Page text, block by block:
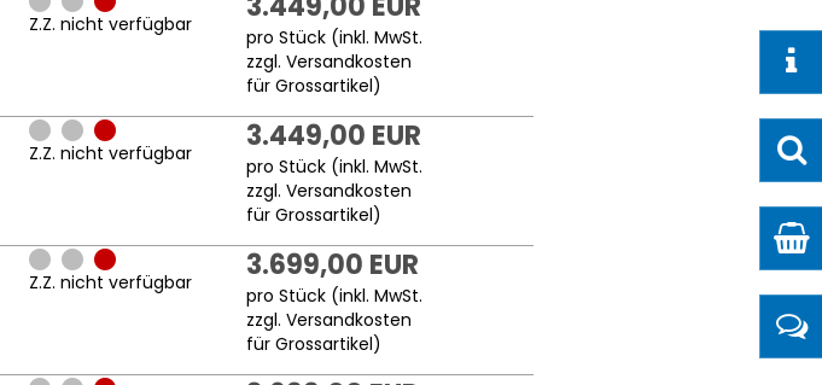
Z.Z. nicht verfügbar
pro Stück (inkl. MwSt.
zzgl.Versandkosten
für Grossartikel)
Z.Z. nicht verfügbar 3.449,00 EUR
pro Stück (inkl. MwSt.
zzgl.Versandkosten
für Grossartikel)
Z.Z. nicht verfügbar 3.699,00 EUR
pro Stück (inkl. MwSt.
zzgl.Versandkosten
für Grossartikel)